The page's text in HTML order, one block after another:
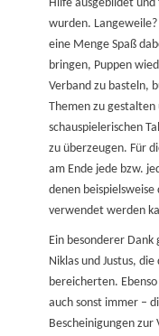
Hilfe ausgebildet
wurden.
eine Menge Spaß
bringen, Puppen
Verband zu basteln,
Themen zu
schauspielerischen
zu überzeugen. Für
am Ende jede bzw.
denen beispielsweise
verwendet werden
Ein besonderer
Niklas und Justus,
bereicherten.
auch sonst immer –
Bescheinigungen